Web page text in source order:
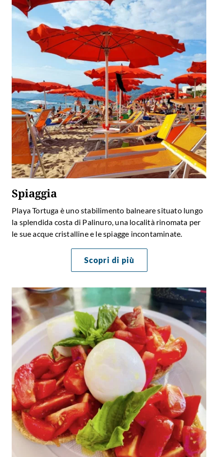
Spiaggia
Playa Tortuga è uno stabilimento balneare situato lungo
la splendida costa di Palinuro, una località rinomata per
le sue acque cristalline e le spiagge incontaminate.
Scopri di più